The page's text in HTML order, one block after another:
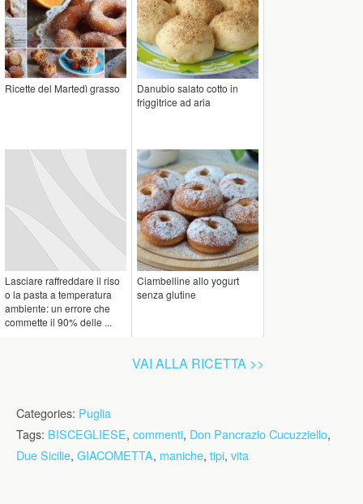
Ricette del Martedì grasso
Danubio salato cotto in
friggitrice ad aria
Lasciare raffreddare il riso
o la pasta a temperatura
ambiente: un errore che
commette il 90% delle ...
Ciambelline allo yogurt
senza glutine
VAI ALLA RICETTA >>
Categories: Puglia
Tags: BISCEGLIESE, commenti, Don Pancrazio Cucuzziello,
Due Sicilie, GIACOMETTA, maniche, tipi, vita